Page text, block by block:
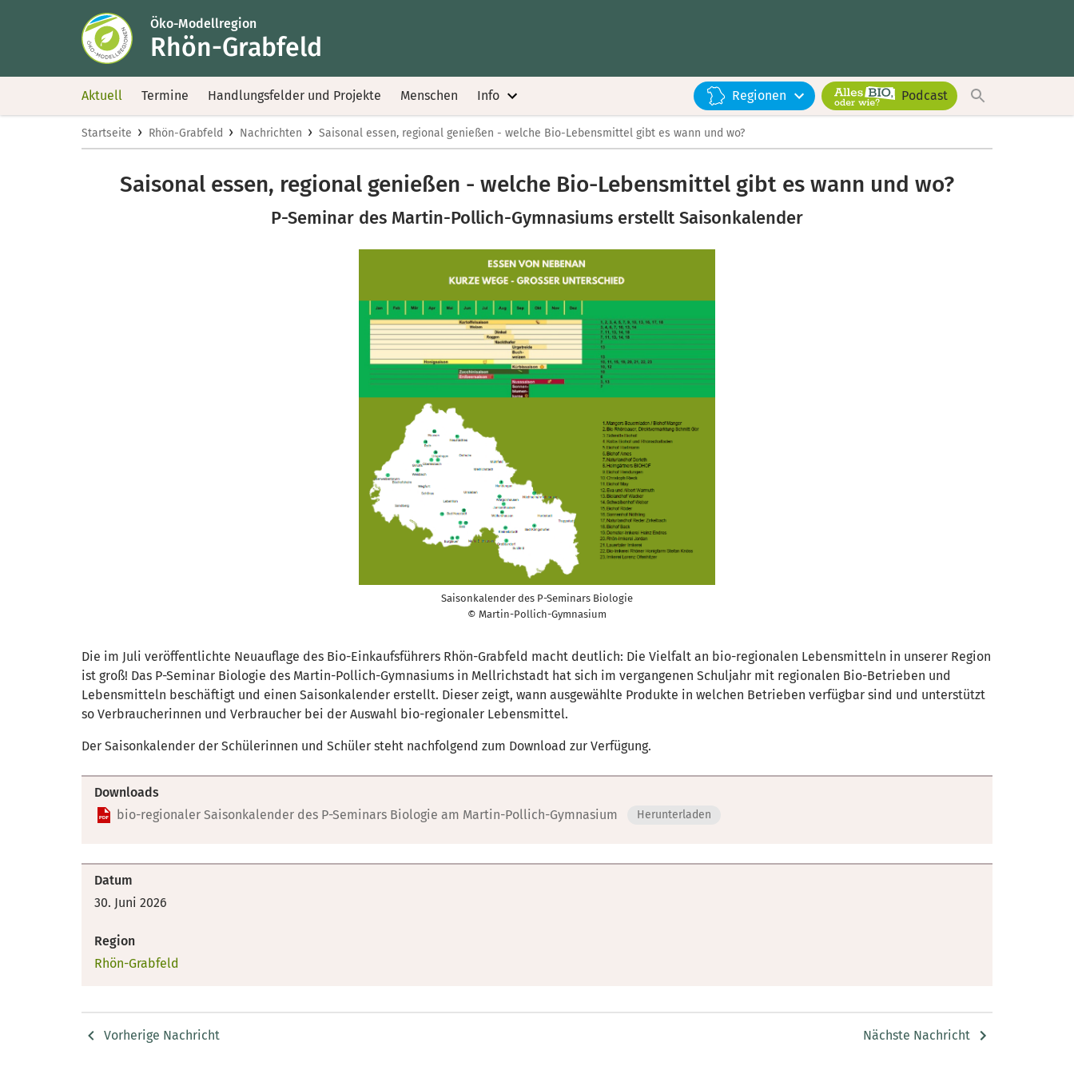
Öko-Modellregion
Rhön-Grabfeld
Aktuell Termine Handlungsfelder und Projekte Menschen Info Regionen Podcast
Startseite › Rhön-Grabfeld › Nachrichten › Saisonal essen, regional genießen - welche Bio-Lebensmittel gibt es wann und wo?
Saisonal essen, regional genießen - welche Bio-Lebensmittel gibt es wann und wo?
P-Seminar des Martin-Pollich-Gymnasiums erstellt Saisonkalender
Saisonkalender des P-Seminars Biologie
© Martin-Pollich-Gymnasium
Die im Juli veröffentlichte Neuauflage des Bio-Einkaufsführers Rhön-Grabfeld macht deutlich: Die Vielfalt an bio-regionalen Lebensmitteln in unserer Region
ist groß! Das P-Seminar Biologie des Martin-Pollich-Gymnasiums in Mellrichstadt hat sich im vergangenen Schuljahr mit regionalen Bio-Betrieben und
Lebensmitteln beschäftigt und einen Saisonkalender erstellt. Dieser zeigt, wann ausgewählte Produkte in welchen Betrieben verfügbar sind und unterstützt
so Verbraucherinnen und Verbraucher bei der Auswahl bio-regionaler Lebensmittel.
Der Saisonkalender der Schülerinnen und Schüler steht nachfolgend zum Download zur Verfügung.
Downloads
bio-regionaler Saisonkalender des P-Seminars Biologie am Martin-Pollich-Gymnasium
Herunterladen
Datum
30. Juni 2026
Region
Rhön-Grabfeld
Vorherige Nachricht Nächste Nachricht